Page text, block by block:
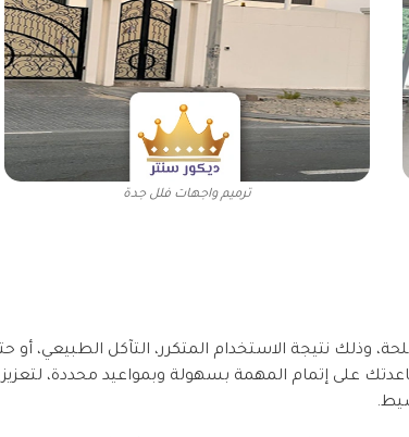
ترميم واجهات فلل جدة
وذلك نتيجة الاستخدام المتكرر، التآكل الطبيعي،
على إتمام المهمة بسهولة وبمواعيد محددة، لتعزيز